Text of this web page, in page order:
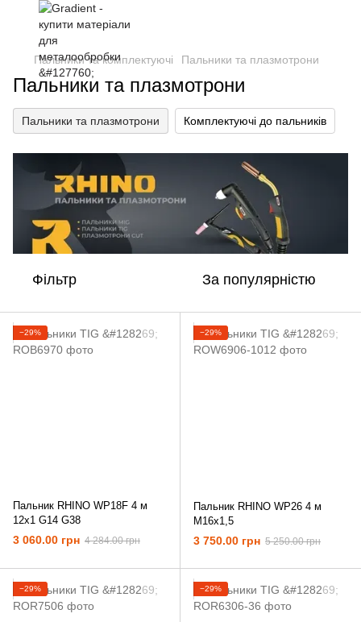
Пальники та комплектуючі Пальники та плазмотрони
Пальники та плазмотрони
Пальники та плазмотрони Комплектуючі до пальників
Фільтр За популярністю
−29%
Пальник RHINO WP18F 4 м
12х1 G14 G38
3 060.00 грн 4 284.00 грн
−29%
Пальник RHINO WP26 4 м
M16x1,5
3 750.00 грн 5 250.00 грн
−29% −29%